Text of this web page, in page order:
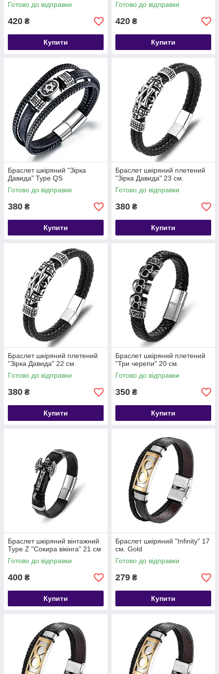
Готово до відправки
420 ₴
Купити
Готово до відправки
420 ₴
Купити
Браслет шкіряний "Зірка
Давида" Type QS
Готово до відправки
380 ₴
Купити
Браслет шкіряний плетений
"Зірка Давида" 23 см.
Готово до відправки
380 ₴
Купити
Браслет шкіряний плетений
"Зірка Давида" 22 см.
Готово до відправки
380 ₴
Купити
Браслет шкіряний плетений
"Три черепи" 20 см.
Готово до відправки
350 ₴
Купити
Браслет шкіряний вінтажний
Type Z "Сокира вікінга" 21 см
Готово до відправки
400 ₴
Купити
Браслет шкіряний "Infinity" 17
см. Gold
Готово до відправки
279 ₴
Купити